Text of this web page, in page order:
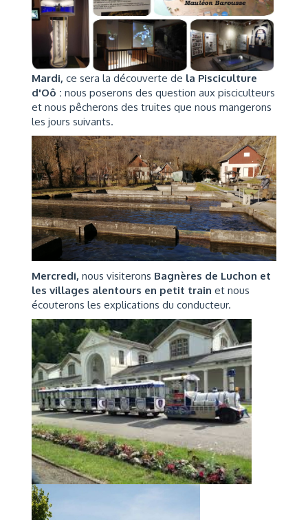
Mardi, ce sera la découverte de la Pisciculture
d'Oô : nous poserons des question aux pisciculteurs
et nous pêcherons des truites que nous mangerons
les jours suivants.
Mercredi, nous visiterons Bagnères de Luchon et
les villages alentours en petit train et nous
écouterons les explications du conducteur.